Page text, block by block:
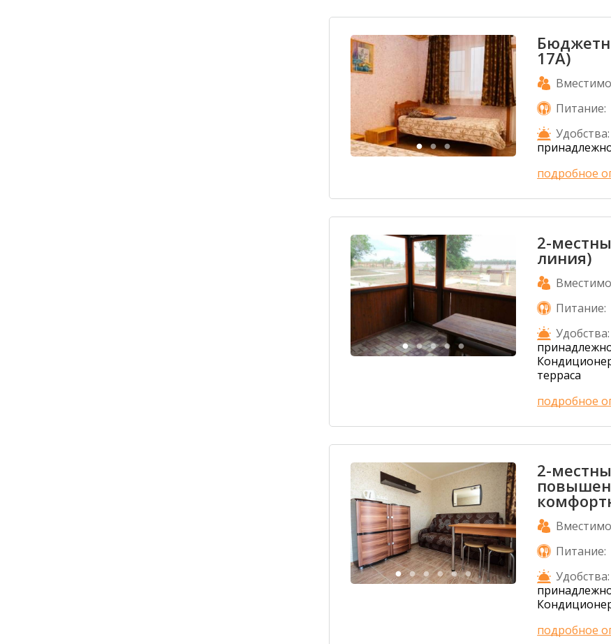
17А)
Питание:
Удобства:
подробное
2-
линия)
Питание:
Удобства:
терраса
подробное
2-
Питание:
Удобства:
подробное